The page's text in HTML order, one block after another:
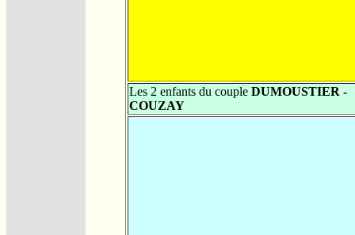
Les 2 enfants du couple DUMOUSTIER -
COUZAY